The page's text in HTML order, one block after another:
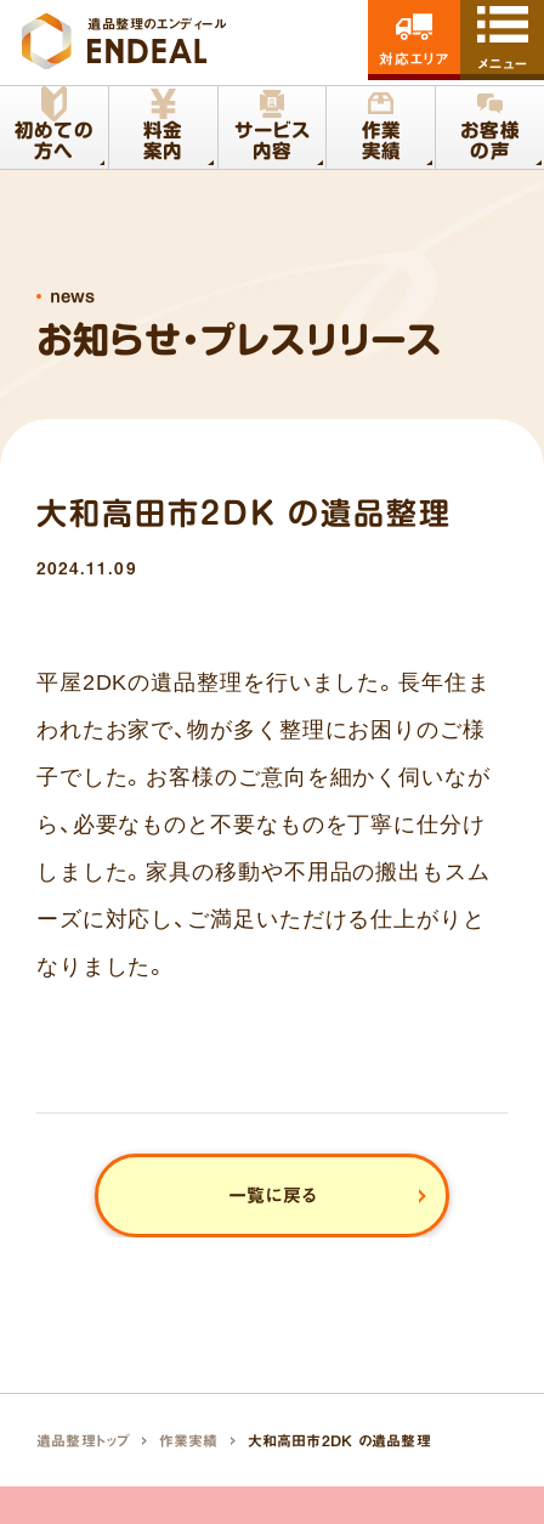
遺品整理のエンディール
初めての
方へ
料金
案内
サービス
内容
作業
実績
お客様
の声
対応エリア メニュー
お知らせ・プレスリリース
news
大和高田市2DK の遺品整理
2024.11.09
平屋2DKの遺品整理を行いました。長年住ま
われたお家で、物が多く整理にお困りのご様
子でした。お客様のご意向を細かく伺いなが
ら、必要なものと不要なものを丁寧に仕分け
しました。家具の移動や不用品の搬出もスム
ーズに対応し、ご満足いただける仕上がりと
なりました。
一覧に戻る
遺品整理トップ 作業実績 大和高田市2DK の遺品整理